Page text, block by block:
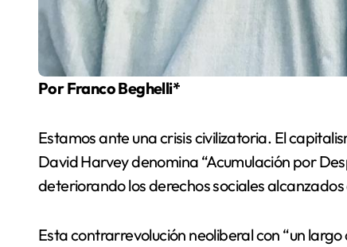
Por Franco Beghelli*
Estamos ante una crisis civilizatoria. El
David Harvey denomina “Acumulación por
deteriorando los derechos sociales
Esta contrarrevolución neoliberal con “un